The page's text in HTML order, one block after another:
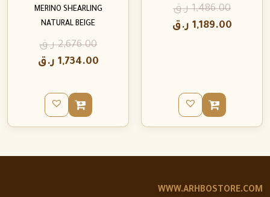
1,486.00 ر.ق
1,189.00 ر.ق
MERINO SHEARLING
NATURAL BEIGE
2,676.00 ر.ق
1,734.00 ر.ق
WWW.ARHBOSTORE.COM